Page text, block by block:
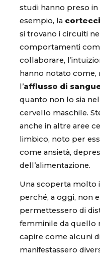
studi hanno preso in
esempio, la
si trovano i circuiti
comportamenti
collaborare,
hanno notato come,
l’afflusso di
quanto non lo sia
cervello maschile.
anche in altre aree
limbico, noto per
come ansietà,
dell’alimentazione.
Una scoperta
perché, a oggi, non
permettessero di
femminile da quello
capire come alcuni
manifestassero